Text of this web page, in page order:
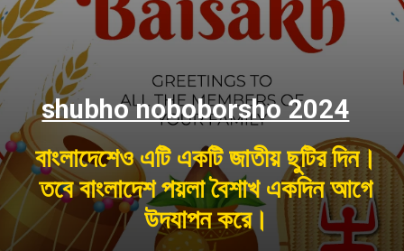
বাংলাদেশেও এটি একটি জাতীয় ছুটির দিন।
তবে বাংলাদেশ পয়লা বৈশাখ একদিন আগে
উদযাপন করে।
shubho noboborsho 2024